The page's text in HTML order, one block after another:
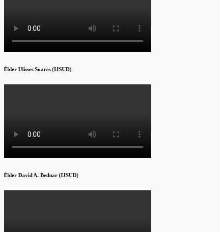
Élder Ulisses Soares (IJSUD)
Élder David A. Bednar (IJSUD)